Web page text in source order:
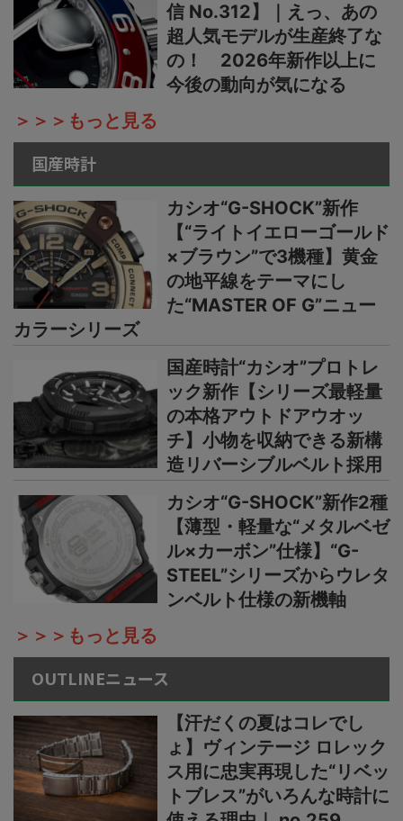
信 No.312】｜えっ、あの
超人気モデルが生産終了な
の！ 2026年新作以上に
今後の動向が気になる
＞＞＞もっと見る
国産時計
カシオ“G-SHOCK”新作
【“ライトイエローゴールド
×ブラウン”で3機種】黄金
の地平線をテーマにし
た“MASTER OF G”ニュー
カラーシリーズ
国産時計“カシオ”プロトレ
ック新作【シリーズ最軽量
の本格アウトドアウオッ
チ】小物を収納できる新構
造リバーシブルベルト採用
カシオ“G-SHOCK”新作2種
【薄型・軽量な“メタルベゼ
ル×カーボン”仕様】“G-
STEEL”シリーズからウレタ
ンベルト仕様の新機軸
＞＞＞もっと見る
OUTLINEニュース
【汗だくの夏はコレでし
ょ】ヴィンテージ ロレック
ス用に忠実再現した“リベッ
トブレス”がいろんな時計に